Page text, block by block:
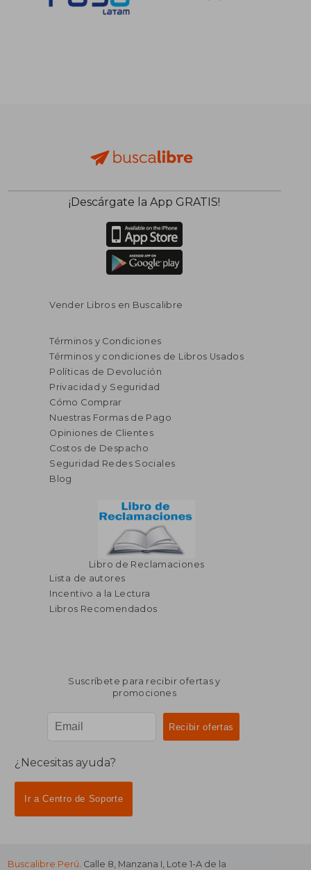
¡Descárgate la App GRATIS!
Vender Libros en Buscalibre
Términos y Condiciones
Términos y condiciones de Libros Usados
Políticas de Devolución
Privacidad y Seguridad
Cómo Comprar
Nuestras Formas de Pago
Opiniones de Clientes
Costos de Despacho
Seguridad Redes Sociales
Blog
Libro de Reclamaciones
Lista de autores
Incentivo a la Lectura
Libros Recomendados
Suscríbete para recibir ofertas y
promociones
¿Necesitas ayuda?
Ir a Centro de Soporte
Buscalibre Perú . Calle 8, Manzana I, Lote 1-A de la